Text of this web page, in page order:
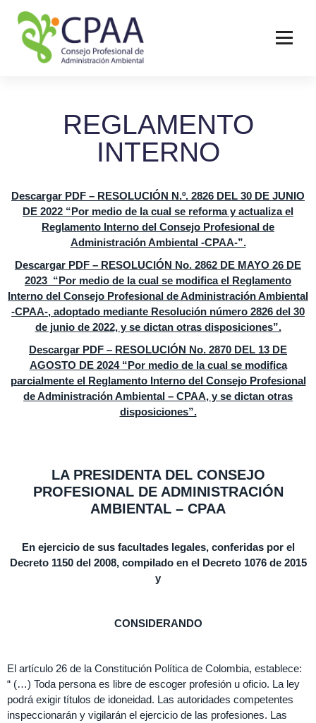
REGLAMENTO
INTERNO
Descargar PDF – RESOLUCIÓN N.º. 2826 DEL 30 DE JUNIO
DE 2022 “Por medio de la cual se reforma y actualiza el
Reglamento Interno del Consejo Profesional de
Administración Ambiental -CPAA-”.
Descargar PDF – RESOLUCIÓN No. 2862 DE MAYO 26 DE
2023 “Por medio de la cual se modifica el Reglamento
Interno del Consejo Profesional de Administración Ambiental
-CPAA-, adoptado mediante Resolución número 2826 del 30
de junio de 2022, y se dictan otras disposiciones”.
Descargar PDF – RESOLUCIÓN No. 2870 DEL 13 DE
AGOSTO DE 2024 “Por medio de la cual se modifica
parcialmente el Reglamento Interno del Consejo Profesional
de Administración Ambiental – CPAA, y se dictan otras
disposiciones”.
LA PRESIDENTA DEL CONSEJO
PROFESIONAL DE ADMINISTRACIÓN
AMBIENTAL – CPAA
En ejercicio de sus facultades legales, conferidas por el
Decreto 1150 del 2008, compilado en el Decreto 1076 de 2015
y
CONSIDERANDO
El artículo 26 de la Constitución Política de Colombia, establece:
“ (…) Toda persona es libre de escoger profesión u oficio. La ley
podrá exigir títulos de idoneidad. Las autoridades competentes
inspeccionarán y vigilarán el ejercicio de las profesiones. Las